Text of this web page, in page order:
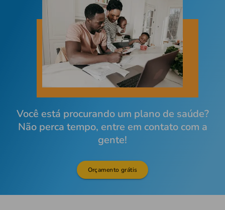
Você está procurando um plano de saúde?
Não perca tempo, entre em contato com a
gente!
Orçamento grátis